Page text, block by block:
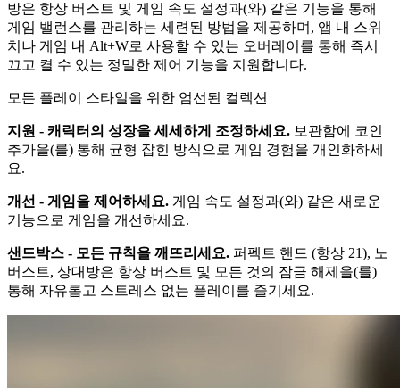
방은 항상 버스트 및 게임 속도 설정과(와) 같은 기능을 통해
게임 밸런스를 관리하는 세련된 방법을 제공하며, 앱 내 스위
치나 게임 내 Alt+W로 사용할 수 있는 오버레이를 통해 즉시
끄고 켤 수 있는 정밀한 제어 기능을 지원합니다.
모든 플레이 스타일을 위한 엄선된 컬렉션
지원 - 캐릭터의 성장을 세세하게 조정하세요. 보관함에 코인
추가을(를) 통해 균형 잡힌 방식으로 게임 경험을 개인화하세
요.
개선 - 게임을 제어하세요. 게임 속도 설정과(와) 같은 새로운
기능으로 게임을 개선하세요.
샌드박스 - 모든 규칙을 깨뜨리세요. 퍼펙트 핸드 (항상 21), 노
버스트, 상대방은 항상 버스트 및 모든 것의 잠금 해제을(를)
통해 자유롭고 스트레스 없는 플레이를 즐기세요.